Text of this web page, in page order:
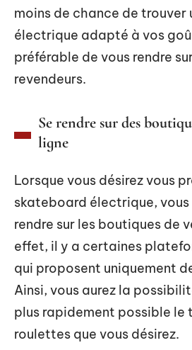
moins de chance de trouver
électrique adapté à vos
préférable de vous rendre
revendeurs.
Se rendre sur des
ligne
Lorsque vous désirez vous
skateboard électrique, vous
rendre sur les boutiques de
effet, il y a certaines
qui proposent uniquement
Ainsi, vous aurez la
plus rapidement possible le
roulettes que vous désirez.